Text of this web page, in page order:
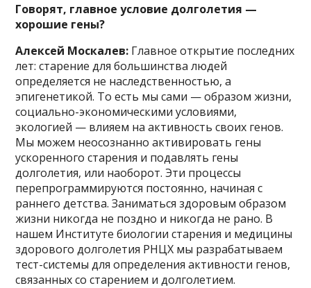
Говорят, главное условие долголетия —
хорошие гены?
Алексей Москалев: Главное открытие последних
лет: старение для большинства людей
определяется не наследственностью, а
эпигенетикой. То есть мы сами — образом жизни,
социально-экономическими условиями,
экологией — влияем на активность своих генов.
Мы можем неосознанно активировать гены
ускоренного старения и подавлять гены
долголетия, или наоборот. Эти процессы
перепрограммируются постоянно, начиная с
раннего детства. Заниматься здоровым образом
жизни никогда не поздно и никогда не рано. В
нашем Институте биологии старения и медицины
здорового долголетия РНЦХ мы разрабатываем
тест-системы для определения активности генов,
связанных со старением и долголетием.